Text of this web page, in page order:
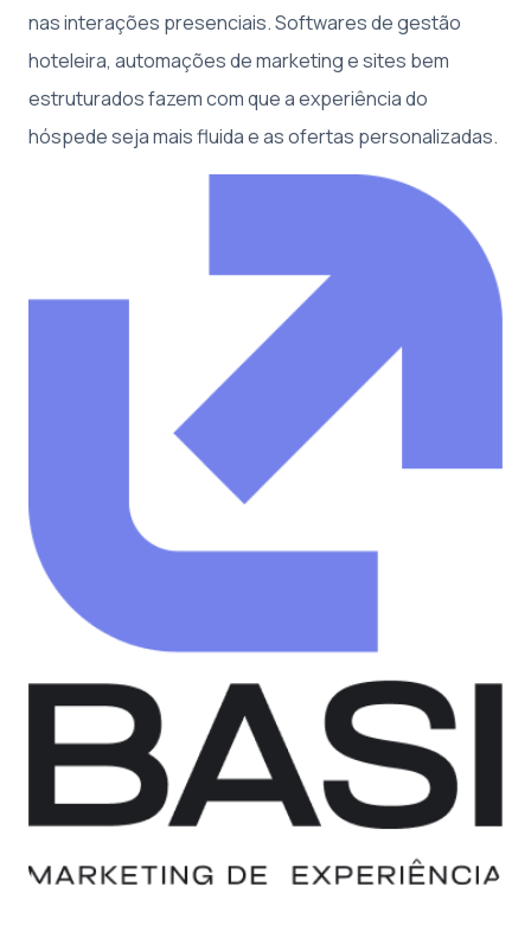
nas interações presenciais. Softwares de gestão
hoteleira, automações de marketing e sites bem
estruturados fazem com que a experiência do
hóspede seja mais fluida e as ofertas personalizadas.